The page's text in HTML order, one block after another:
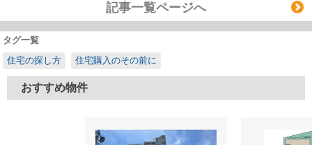
記事一覧ページへ
タグ一覧
住宅の探し方
住宅購入のその前に
おすすめ物件